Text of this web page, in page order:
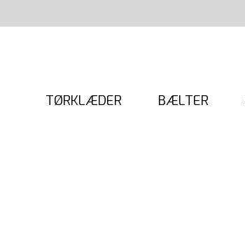
til
TØRKLÆDER BÆLTER